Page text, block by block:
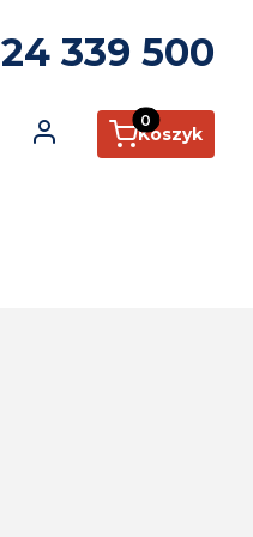
339 500
Produkty w
Koszyk